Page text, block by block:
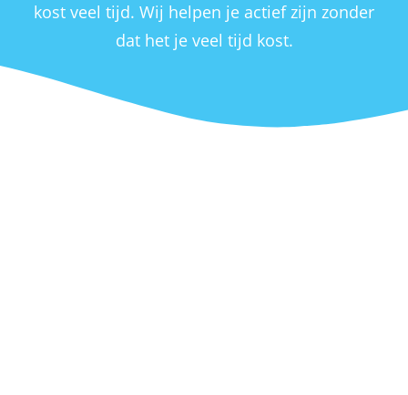
kost veel tijd. Wij helpen je actief zijn zonder
dat het je veel tijd kost.